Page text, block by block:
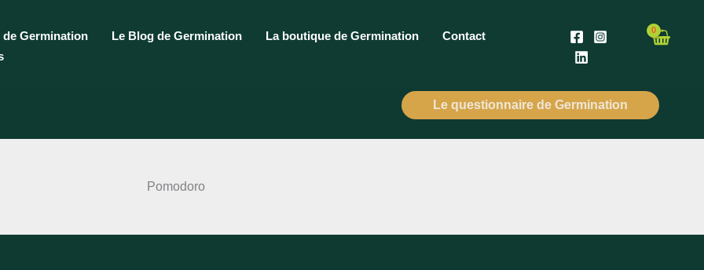
de Germination Le Blog de Germination La boutique de Germination
Contact
Le questionnaire de Germination
Pomodoro